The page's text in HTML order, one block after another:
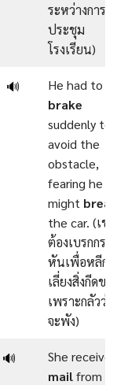
ระหว่างการ
ประชุม
โรงเรียน)
🔊
He had to
brake
suddenly to
avoid the
obstacle,
fearing he
might break
the car. (เขา
ต้องเบรกกร
หันเพื่อหลีก
เลี่ยงสิ่งกีดขว
เพราะกลัวว่า
จะพัง)
🔊
She
mailfrom a